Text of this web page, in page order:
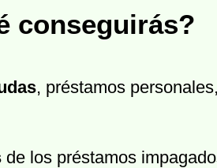
conseguirás?
, préstamos
de los préstamos